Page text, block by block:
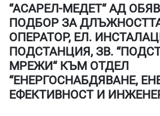
“АСАРЕЛ-МЕДЕТ“ АД
ПОДБОР ЗА
ОПЕРАТОР, ЕЛ.
ПОДСТАНЦИЯ, ЗВ.
МРЕЖИ“ КЪМ ОТДЕЛ
“ЕНЕРГОСНАБДЯВАНЕ,
ЕФЕКТИВНОСТ И